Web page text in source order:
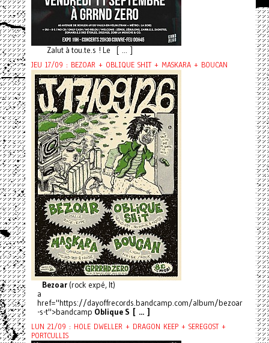
Zalut à tou.te.s ! Le [ ... ]
JEU 17/09 : BEZOAR + OBLIQUE SHIT + MASKARA + BOUCAN
Bezoar(rock expé, It)
a
href="https://dayoffrecords.bandcamp.com/album/bezoar
-s-t">bandcamp Oblique S [ ... ]
LUN 21/09 : HOLE DWELLER + DRAGON KEEP + SEREGOST +
PORTCULLIS